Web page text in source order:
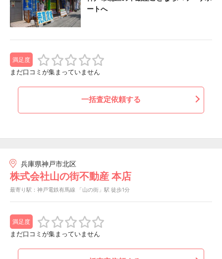
ートへ
満足度
まだ口コミが集まっていません
一括査定依頼する
兵庫県神戸市北区
株式会社山の街不動産 本店
最寄り駅：神戸電鉄有馬線 「山の街」駅 徒歩1分
満足度
まだ口コミが集まっていません